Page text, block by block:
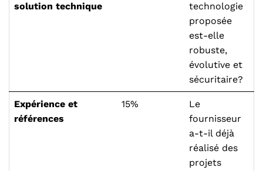
solution technique
technologie
proposée
est-elle
robuste,
évolutive et
sécuritaire?
Expérience et
références
15%
Le
fournisseur
a-t-il déjà
réalisé des
projets